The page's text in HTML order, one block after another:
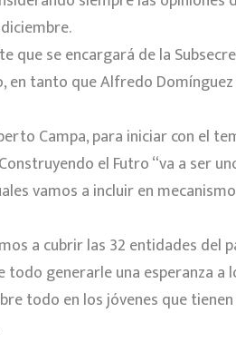
que se encargará de la
en tanto que Alfredo
Campa, para iniciar con el
el Futro “va a ser
vamos a incluir en
a cubrir las 32 entidades del
generarle una esperanza a
todo en los jóvenes que